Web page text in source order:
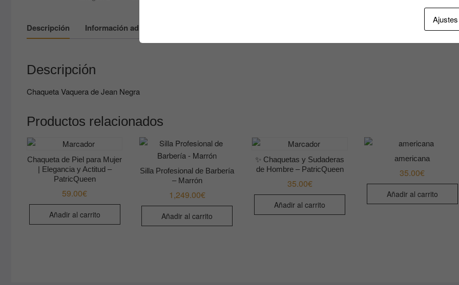
Descripción Información adicional
Descripción
Chaqueta Vaquera de Jean Negra
Productos relacionados
Chaqueta de Piel para Mujer
| Elegancia y Actitud –
PatricQueen
59.00€
Añadir al carrito
Silla Profesional de Barbería
– Marrón
1,249.00€
Añadir al carrito
✨ Chaquetas y Sudaderas
de Hombre – PatricQueen
35.00€
Añadir al carrito
americana
35.00€
Añadir al carrito
Ajustes